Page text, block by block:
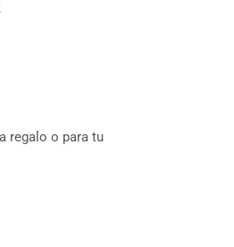
regalo o para tu